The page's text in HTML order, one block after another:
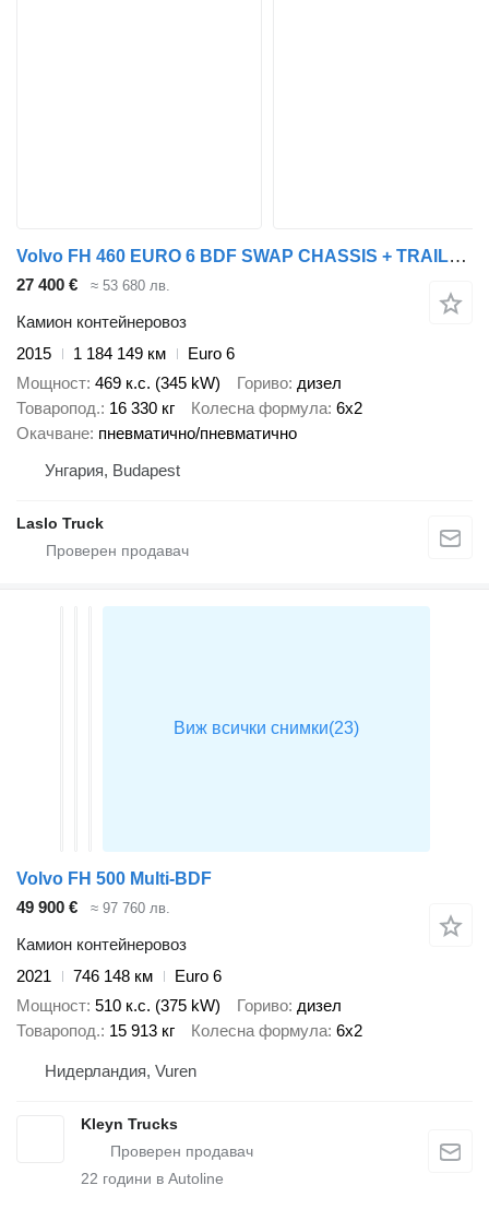
Volvo FH 460 EURO 6 BDF SWAP CHASSIS + TRAILER FLIEGL TWP180 + ремарке
27 400 € ≈ 53 680 лв.
Камион контейнеровоз
2015
1 184 149 км
Euro 6
Мощност 469 к.с. (345 kW) Гориво дизел
Товаропод. 16 330 кг Колесна формула 6x2
Окачване пневматично/пневматично
Унгария, Budapest
Laslo Truck
Volvo FH 500 Multi-BDF
49 900 €
≈ 97 760 лв.
Камион контейнеровоз
2021
746 148 км
Euro 6
Мощност 510 к.с. (375 kW) Гориво дизел
Товаропод. 15 913 кг Колесна формула 6x2
Нидерландия, Vuren
Kleyn Trucks
22 години в Autoline